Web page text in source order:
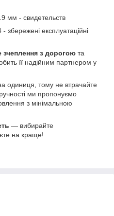
мм - свидетельств
- збережені експлуатаційні
зчеплення з дорогою та
її надійним партнером у
одиниця, тому не втрачайте
ми пропонуємо
з мінімальною
— вибирайте
на краще!